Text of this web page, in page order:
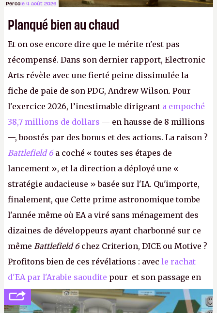
Percole 4 août 2026
Planqué bien au chaud
Et on ose encore dire que le mérite n'est pas
récompensé. Dans son dernier rapport, Electronic
Arts révèle avec une fierté peine dissimulée la
fiche de paie de son PDG, Andrew Wilson. Pour
l'exercice 2026, l’inestimable dirigeant a empoché
38,7 millions de dollars — en hausse de 8 millions
—, boostés par des bonus et des actions. La raison ?
Battlefield 6 a coché « toutes ses étapes de
lancement », et la direction a déployé une «
stratégie audacieuse » basée sur l'IA. Qu'importe,
finalement, que Cette prime astronomique tombe
l'année même où EA a viré sans ménagement des
dizaines de développeurs ayant charbonné sur ce
même Battlefield 6chez Criterion, DICE ou Motive ?
Profitons bien de ces révélations : avec le rachat
d'EA par l'Arabie saoudite pour et son passage en
société privée, l'éditeur n'aura bientôt plus
l'obligation de publier ses bilans. Encore une